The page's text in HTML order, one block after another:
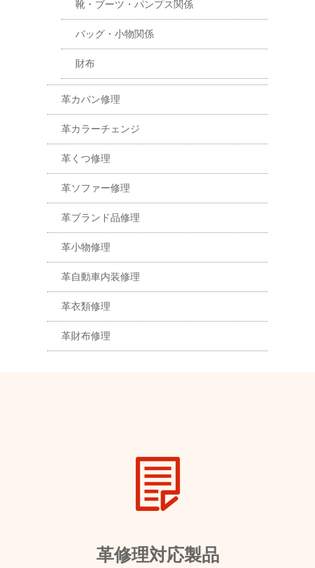
靴・ブーツ・パンプス関係
バッグ・小物関係
財布
革カバン修理
革カラーチェンジ
革くつ修理
革ソファー修理
革ブランド品修理
革小物修理
革自動車内装修理
革衣類修理
革財布修理
革修理対応製品